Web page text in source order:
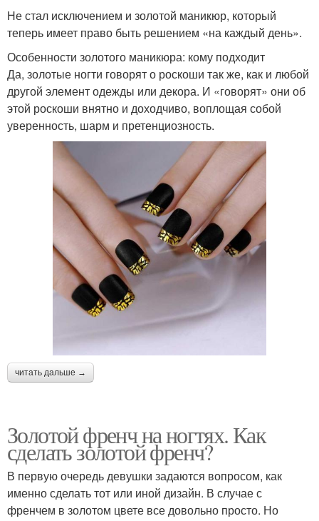
Не стал исключением и золотой маникюр, который
теперь имеет право быть решением «на каждый день».
Особенности золотого маникюра: кому подходит
Да, золотые ногти говорят о роскоши так же, как и любой
другой элемент одежды или декора. И «говорят» они об
этой роскоши внятно и доходчиво, воплощая собой
уверенность, шарм и претенциозность.
читать дальше →
Золотой френч на ногтях. Как
сделать золотой френч?
В первую очередь девушки задаются вопросом, как
именно сделать тот или иной дизайн. В случае с
френчем в золотом цвете все довольно просто. Но